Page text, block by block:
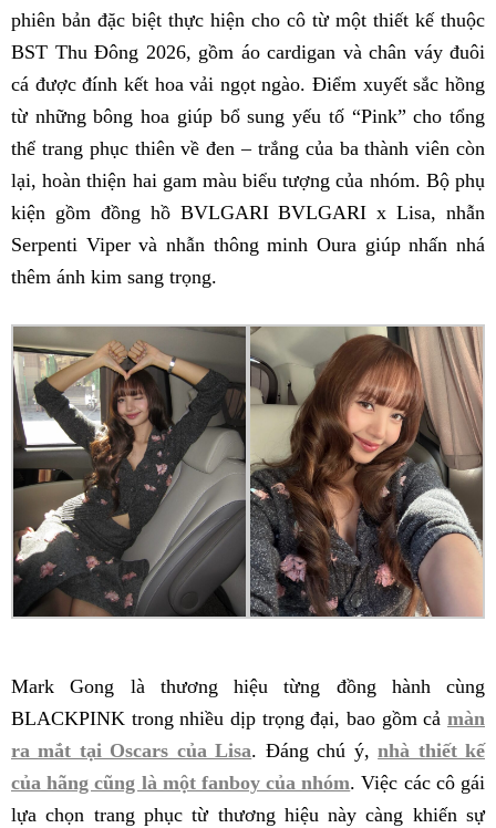
phiên bản đặc biệt thực hiện cho cô từ một thiết kế thuộc
BST Thu Đông 2026, gồm áo cardigan và chân váy đuôi
cá được đính kết hoa vải ngọt ngào. Điểm xuyết sắc hồng
từ những bông hoa giúp bổ sung yếu tố “Pink” cho tổng
thể trang phục thiên về đen – trắng của ba thành viên còn
lại, hoàn thiện hai gam màu biểu tượng của nhóm. Bộ phụ
kiện gồm đồng hồ BVLGARI BVLGARI x Lisa, nhẫn
Serpenti Viper và nhẫn thông minh Oura giúp nhấn nhá
thêm ánh kim sang trọng.
Mark Gong là thương hiệu từng đồng hành cùng
BLACKPINK trong nhiều dịp trọng đại, bao gồm cả màn
ra mắt tại Oscars của Lisa. Đáng chú ý,nhà thiết kế
của hãng cũng là một fanboy của nhóm. Việc các cô gái
lựa chọn trang phục từ thương hiệu này càng khiến sự